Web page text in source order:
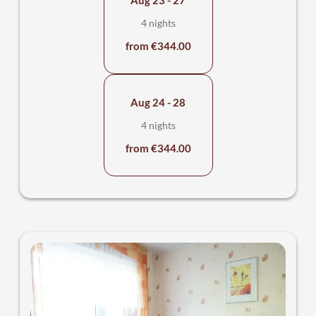
Dusche, ein Waschbecken mit großem Spiegel,
Kosmetikspiegel und Fön, sowie ein WC.
Alle Preis incl. der All-Inclusiv Karte "MeineCardPlus"
4 nights
from €344.00
Aug 24 - 28
4 nights
from €344.00